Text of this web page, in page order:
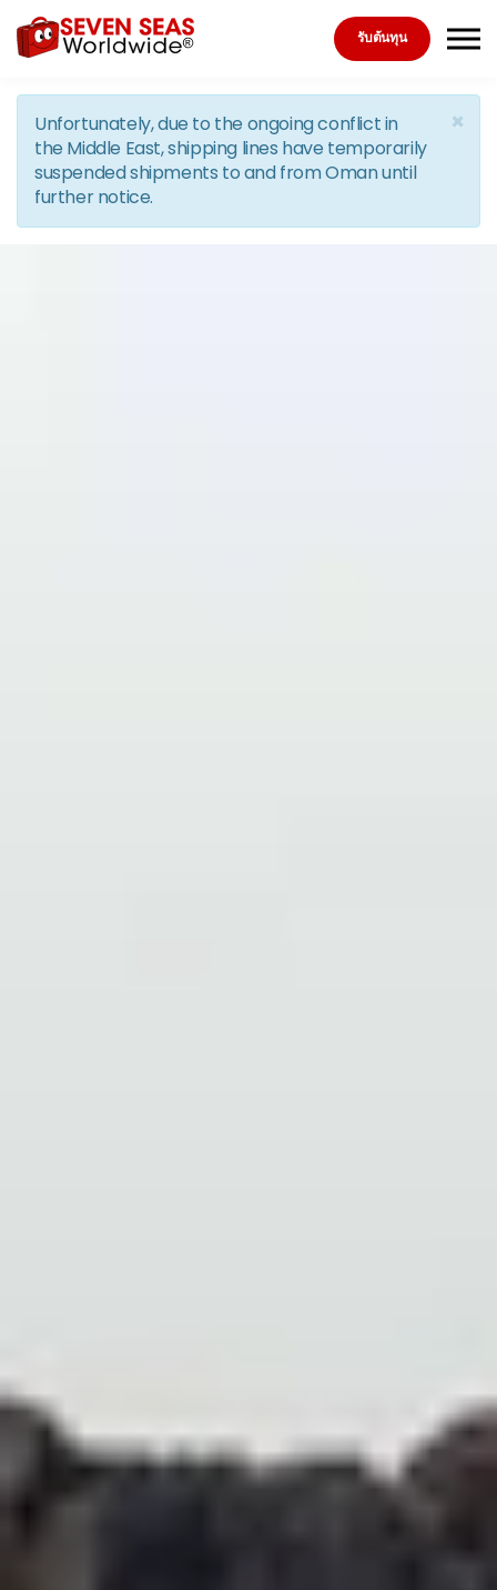
Skip to the content
รับต้นทุน
×
Unfortunately, due to the ongoing conflict in
the Middle East, shipping lines have temporarily
suspended shipments to and from Oman until
further notice.